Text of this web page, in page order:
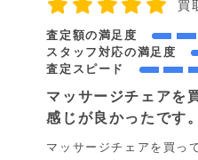
買
査定額の満足度
スタッフ対応の満足度
査定スピード
マッサージチェアを
感じが良かったです。
マッサージチェアを買っ